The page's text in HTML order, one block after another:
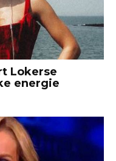
Lokerse
energie